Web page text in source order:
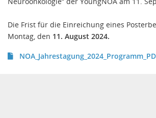
Die Frist für die Einreichung eines
Montag, den 11. August 2024.